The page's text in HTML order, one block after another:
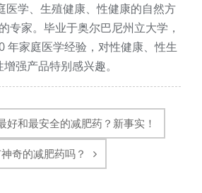
医学、生殖健康、性健康的自然方
专家。毕业于奥尔巴尼州立大学，
年家庭医学经验，对性健康、性生
强产品特别感兴趣。
好和最安全的减肥药？新事实！
奇的减肥药吗？